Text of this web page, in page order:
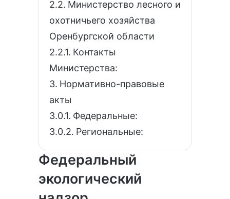
Министерство лесного и
охотничьего хозяйства
Оренбургской области
Контакты
Министерства:
Нормативно-правовые
акты
Федеральные:
Региональные:
Федеральный
экологический